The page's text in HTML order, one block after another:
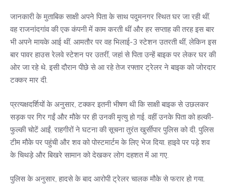
जानकारी के मुताबिक साक्षी अपने पिता के साथ पदुमनगर स्थित घर जा रही थीं.
वह राजनांदगांव की एक कंपनी में काम करती थीं और हर सप्ताह की तरह इस बार
भी अपने मायके आई थीं. आमतौर पर वह भिलाई-3 स्टेशन उतरती थीं, लेकिन इस
बार पावर हाउस रेलवे स्टेशन पर उतरीं, जहां से पिता उन्हें बाइक पर लेकर घर की
ओर जा रहे थे. इसी दौरान पीछे से आ रहे तेज रफ्तार ट्रेलर ने बाइक को जोरदार
टक्कर मार दी.
प्रत्यक्षदर्शियों के अनुसार, टक्कर इतनी भीषण थी कि साक्षी बाइक से उछलकर
सड़क पर गिर गईं और मौके पर ही उनकी मृत्यु हो गई. वहीं उनके पिता को हल्की-
फुल्की चोटें आईं. राहगीरों ने घटना की सूचना तुरंत खुर्सीपार पुलिस को दी. पुलिस
टीम मौके पर पहुंची और शव को पोस्टमार्टम के लिए भेज दिया. हाइवे पर पड़े शव
के चिथड़े और बिखरे सामान को देखकर लोग दहशत में आ गए.
पुलिस के अनुसार, हादसे के बाद आरोपी ट्रेलर चालक मौके से फरार हो गया.